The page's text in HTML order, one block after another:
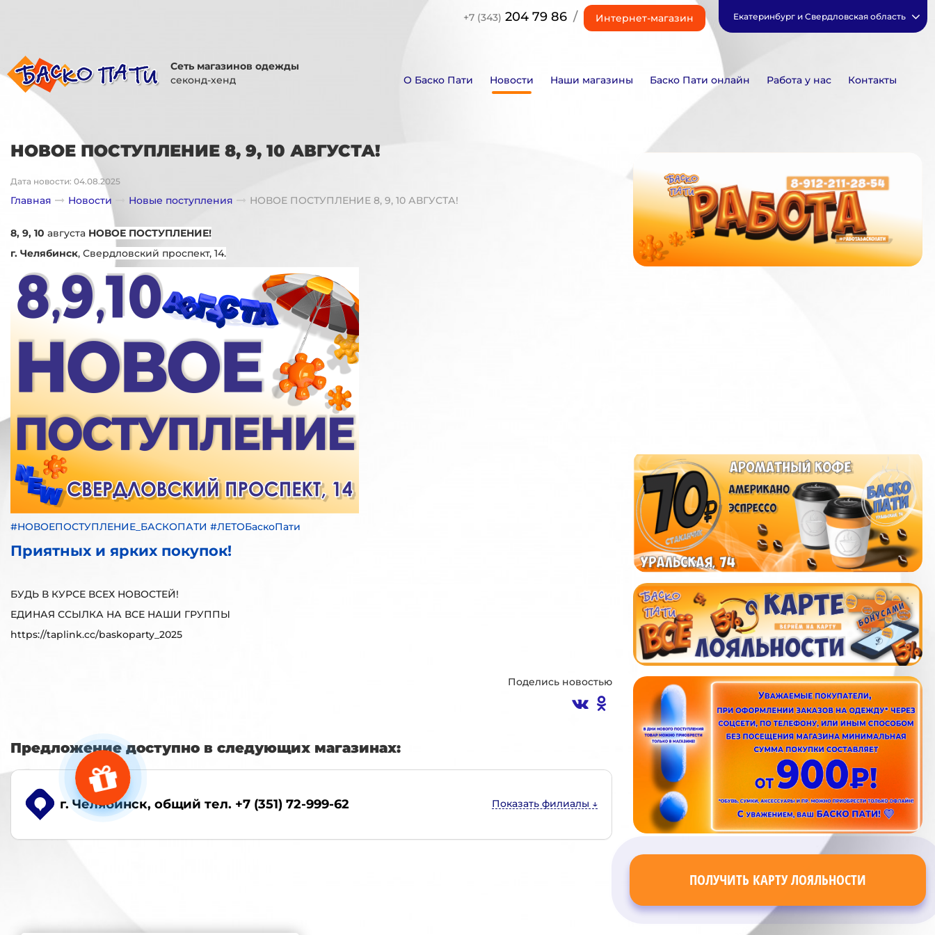
+7 (343) 204 79 86 / Интернет-магазин Екатеринбург и Свердловская область
Сеть магазинов одежды
секонд-хенд
О Баско Пати Новости Наши магазины Баско Пати онлайн Работа у нас Контакты
НОВОЕ ПОСТУПЛЕНИЕ 8, 9, 10 АВГУСТА!
Дата новости: 04.08.2025
Главная Новости Новые поступления НОВОЕ ПОСТУПЛЕНИЕ 8, 9, 10 АВГУСТА!
8, 9, 10 августа НОВОЕ ПОСТУПЛЕНИЕ!
г. Челябинск, Свердловский проспект, 14.
#НОВОЕПОСТУПЛЕНИЕ_БАСКОПАТИ #ЛЕТОБаскоПати
Приятных и ярких покупок!
БУДЬ В КУРСЕ ВСЕХ НОВОСТЕЙ!
ЕДИНАЯ ССЫЛКА НА ВСЕ НАШИ ГРУППЫ
https://taplink.cc/baskoparty_2025
Поделись новостью
Предложение доступно в следующих магазинах:
г. Челябинск, общий тел. +7 (351) 72-999-62
ПОЛУЧИТЬ КАРТУ ЛОЯЛЬНОСТИ